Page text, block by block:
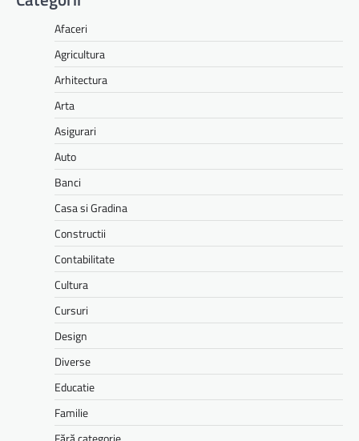
Afaceri
Agricultura
Arhitectura
Arta
Asigurari
Auto
Banci
Casa si Gradina
Constructii
Contabilitate
Cultura
Cursuri
Design
Diverse
Educatie
Familie